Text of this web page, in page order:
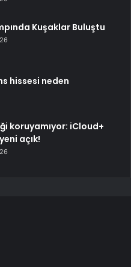
Kuşaklar Buluştu
hissesi neden
koruyamıyor: iCloud+
açık!